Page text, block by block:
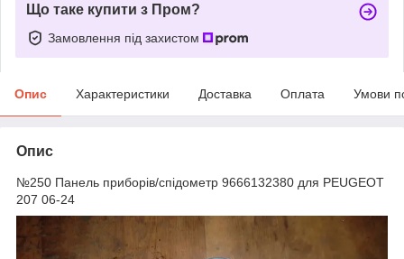
Що таке купити з Пром?
Замовлення під захистом
Опис Характеристики Доставка Оплата Умови
Опис
№250 Панель приборів/спідометр 9666132380 для PEUGEOT
207 06-24